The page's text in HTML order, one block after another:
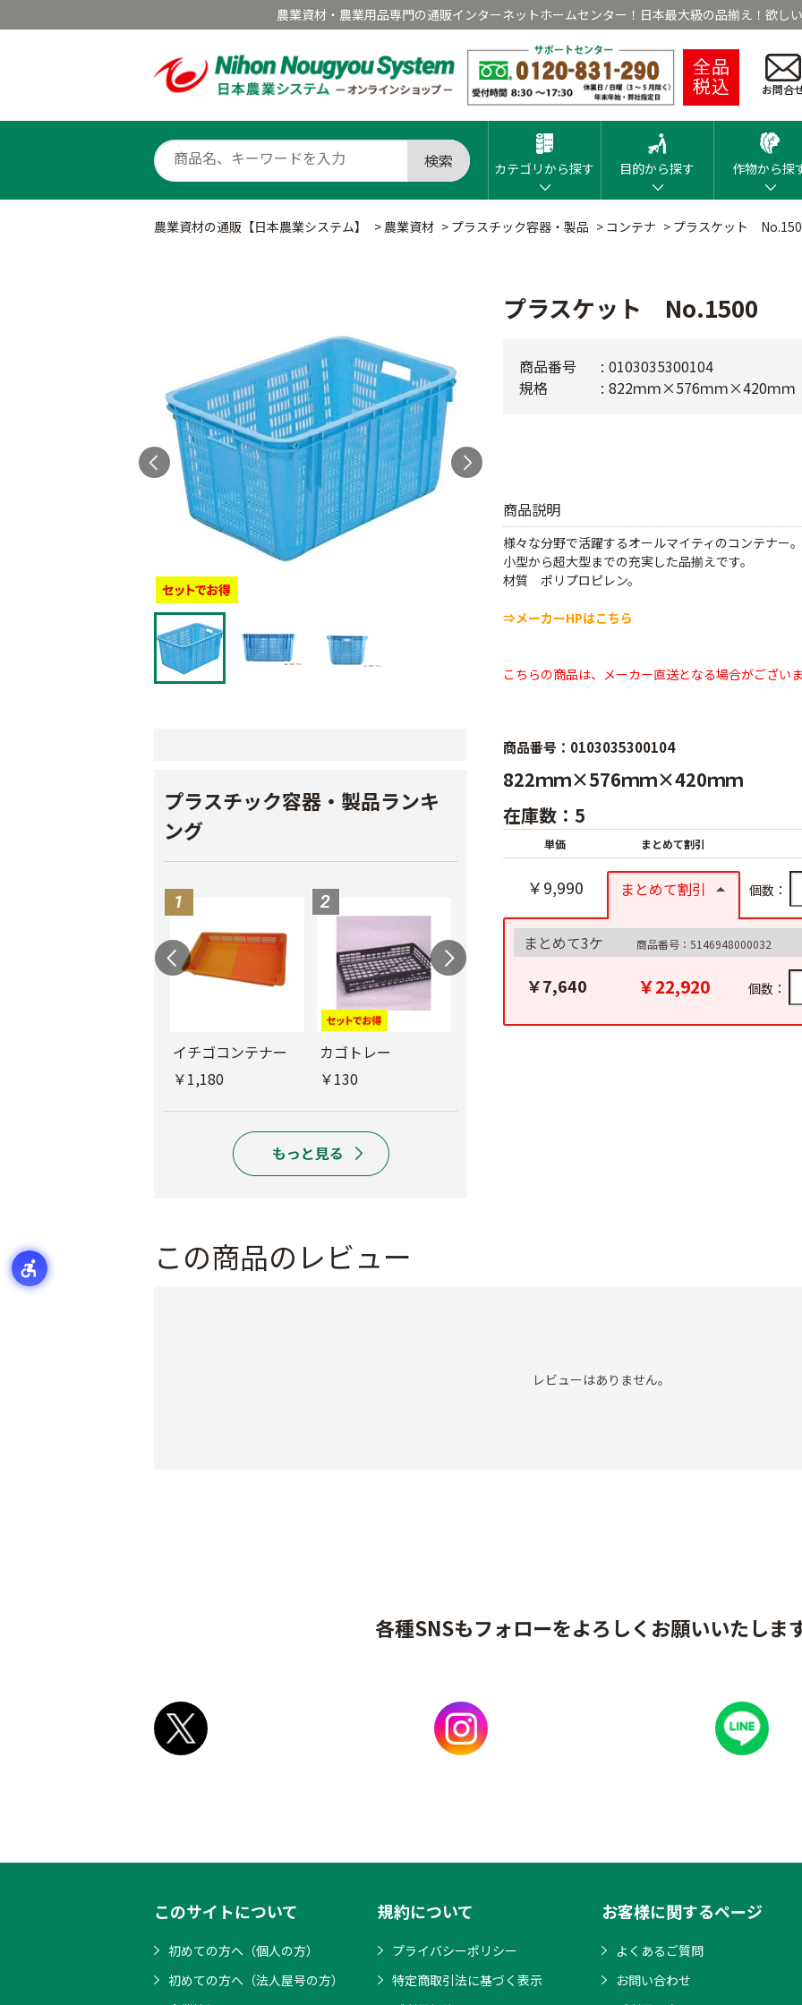
農業資材・農業用品専門の通販インターネットホームセンター！日本最大級の品揃え！欲しい
全品
税込 お問合
検索 カテゴリから探す 目的から探す 作物から探
農業資材の通販【日本農業システム】 > 農業資材 > プラスチック容器・製品 > コンテナ > プラスケット
プラスチック容器・製品ランキ
ング
イチゴコンテナー
￥1,180
カゴトレー
￥130
プラスケット No.1500
商品説明
様々な分野で活躍するオールマイティのコンテナー。
小型から超大型までの充実した品揃えです。
材質 ポリプロピレン。
⇒メーカーHPはこちら
こちらの商品は、メーカー直送となる場合がございま
商品番号
0103035300104
規格
822ｍｍ×576ｍｍ×420ｍｍ
商品番号：0103035300104
822ｍｍ×576ｍｍ×420ｍｍ
在庫数：5
単価 まとめて割引
￥9,990 まとめて割引 個数：
まとめて3ケ 商品番号：5146948000032
￥7,640 ￥22,920 個数：
この商品のレビュー
レビューはありません。
各種SNSもフォローをよろしくお願いいたしま
このサイトについて
初めての方へ（個人の方）
初めての方へ（法人屋号の方）
規約について
プライバシーポリシー
特定商取引法に基づく表示
お客様に関するページ
よくあるご質問
お問い合わせ